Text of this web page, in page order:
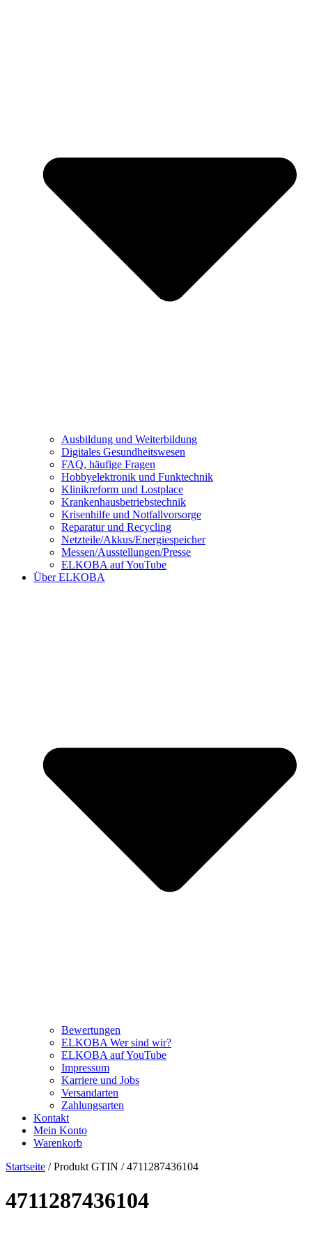
Ausbildung und Weiterbildung
Digitales Gesundheitswesen
FAQ, häufige Fragen
Hobbyelektronik und Funktechnik
Klinikreform und Lostplace
Krankenhausbetriebstechnik
Krisenhilfe und Notfallvorsorge
Reparatur und Recycling
Netzteile/Akkus/Energiespeicher
Messen/Ausstellungen/Presse
ELKOBA auf YouTube
Über ELKOBA
Bewertungen
ELKOBA Wer sind wir?
ELKOBA auf YouTube
Impressum
Karriere und Jobs
Versandarten
Zahlungsarten
Kontakt
Mein Konto
Warenkorb
Startseite / Produkt GTIN / 4711287436104
4711287436104